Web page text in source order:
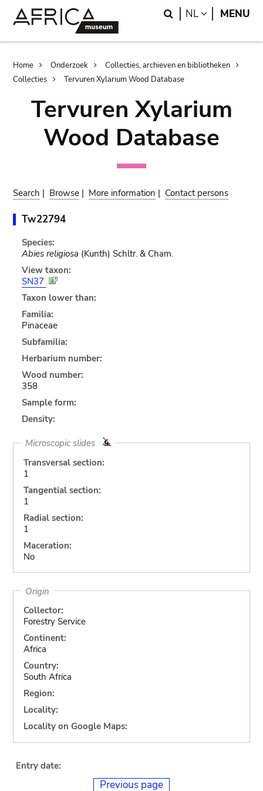
Search
NL LANGUAGE
MENU
Breadcrumb
Home Onderzoek
Collecties, archieven en bibliotheken
Collecties
Tervuren Xylarium Wood Database
Tervuren Xylarium
Wood Database
Search | Browse | More information | Contact persons
Tw22794
Species:
Abies religiosa (Kunth) Schltr. & Cham.
View taxon:
SN37
Taxon lower than:
Familia:
Pinaceae
Subfamilia:
Herbarium number:
Wood number:
358
Sample form:
Density:
Microscopic slides
Transversal section:
1
Tangential section:
1
Radial section:
1
Maceration:
No
Origin
Collector:
Forestry Service
Continent:
Africa
Country:
South Africa
Region:
Locality:
Locality on Google Maps:
Entry date:
Previous page